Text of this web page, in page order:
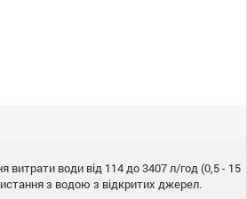
витрати води від 114 до 3407 л/год (0,5 - 15
з водою з відкритих джерел.